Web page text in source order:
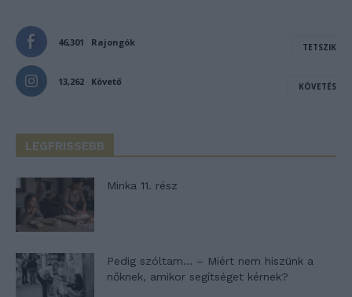
46,301 Rajongók TETSZIK
13,262 Követő KÖVETÉS
LEGFRISSEBB
Minka 11. rész
Pedig szóltam… – Miért nem hiszünk a
nőknek, amikor segítséget kérnek?